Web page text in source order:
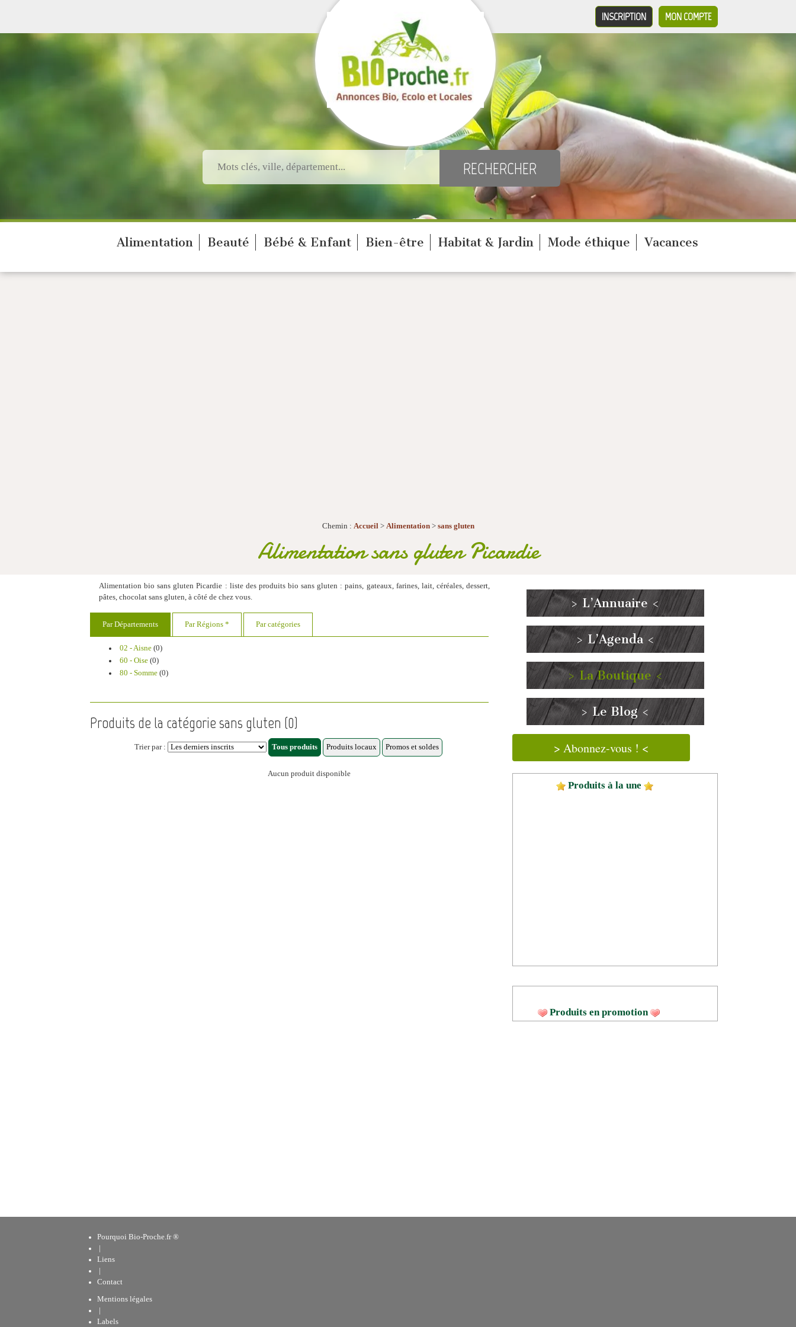
MON COMPTE
INSCRIPTION
Alimentation Beauté Bébé & Enfant Bien-être Habitat & Jardin Mode éthique Vacances
Chemin : Accueil> Alimentation > sans gluten
Alimentation sans gluten Picardie
Alimentation bio sans gluten Picardie : liste des produits bio sans gluten : pains, gateaux, farines, lait, céréales, dessert,
pâtes, chocolat sans gluten, à côté de chez vous.
Par Départements Par Régions * Par catégories
02 - Aisne(0)
60 - Oise(0)
80 - Somme(0)
Produits de la catégorie sans gluten (0)
Trier par :
Aucun produit disponible
> L’Annuaire <
> L’Agenda <
> La Boutique <
> Le Blog <
> Abonnez-vous ! <
Produits à la une
Produits en promotion
Pourquoi Bio-Proche.fr ®
Liens
Contact
Mentions légales
Labels